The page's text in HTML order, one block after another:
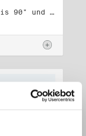
Titel: Fusion von "Bündnis 90" und "Die Grünen" (1)